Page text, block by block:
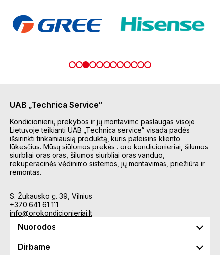
UAB „Technica Service“
Kondicionierių prekybos ir jų montavimo paslaugas visoje
Lietuvoje teikianti UAB „Technica service“ visada padės
išsirinkti tinkamiausią produktą, kuris pateisins kliento
lūkesčius. Mūsų siūlomos prekės : oro kondicionieriai, šilumos
siurbliai oras oras, šilumos siurbliai oras vanduo,
rekuperacinės vėdinimo sistemos, jų montavimas, priežiūra ir
remontas.
S. Žukausko g. 39, Vilnius
+370 641 61 111
info@orokondicionieriai.lt
Nuorodos
Dirbame